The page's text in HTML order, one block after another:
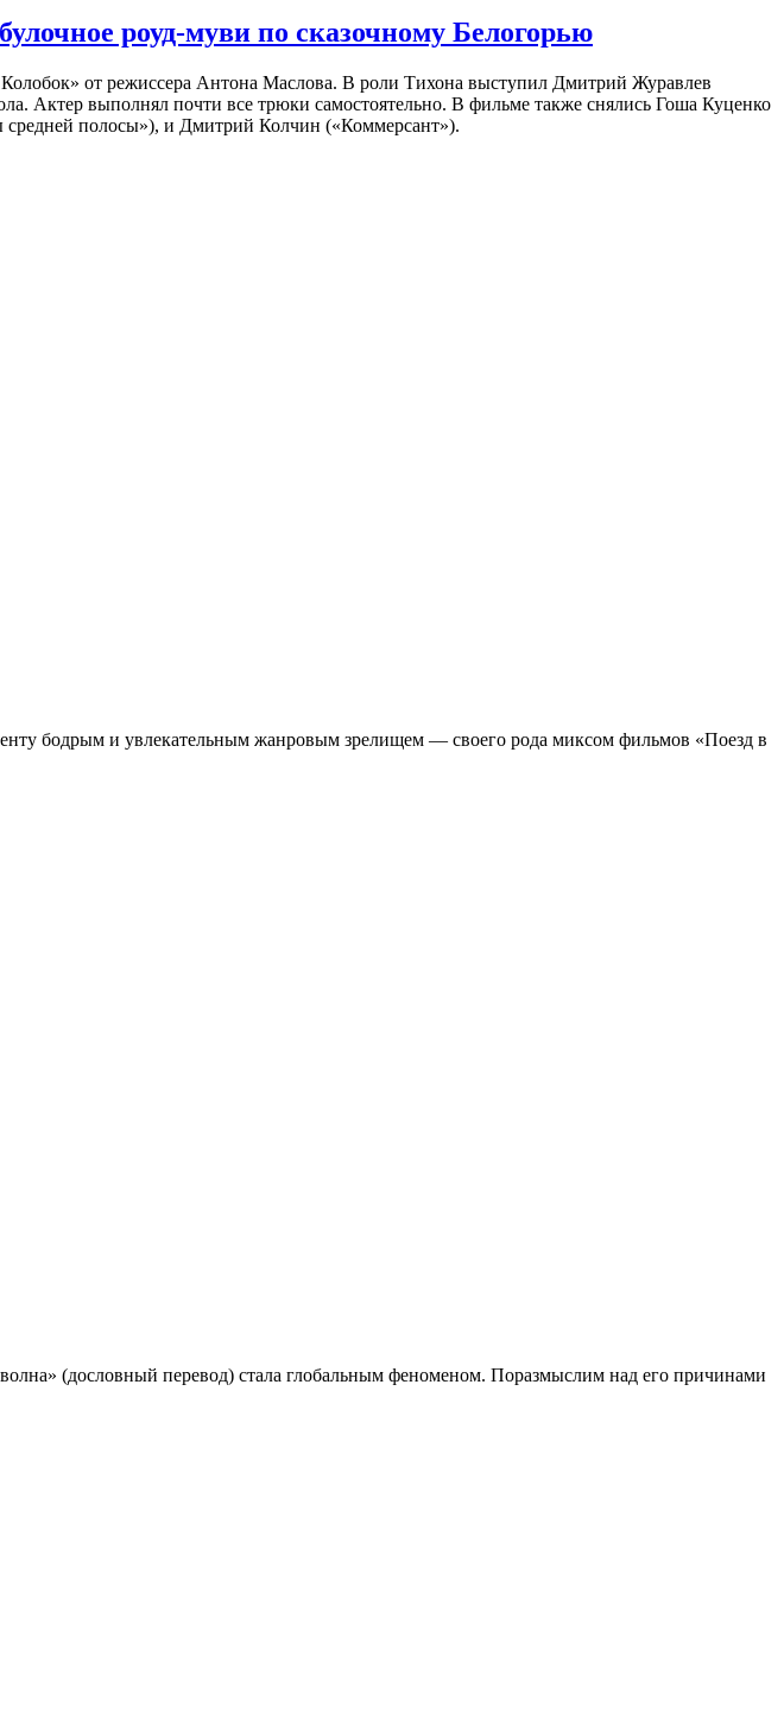
роуд-муви по сказочному Белогорью
от режиссера Антона Маслова. В роли Тихона выступил Дмитрий Журавлев
Актер выполнял почти все трюки самостоятельно. В фильме также снялись Гоша Куценко
полосы»), и Дмитрий Колчин («Коммерсант»).
бодрым и увлекательным жанровым зрелищeм — своего рода миксом фильмов «Поезд в
(дословный перевод) стала глобальным феноменом. Поразмыслим над его причинами